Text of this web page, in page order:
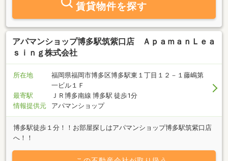
賃貸物件を探す
アパマンショップ博多駅筑紫口店 ＡｐａｍａｎＬｅａ
ｓｉｎｇ株式会社
所在地
福岡県福岡市博多区博多駅東１丁目１２－１藤嶋第
一ビル１Ｆ
最寄駅
ＪＲ博多南線 博多駅 徒歩1分
情報提供元
アパマンショップ
博多駅徒歩１分！！お部屋探しはアパマンショップ博多駅筑紫口店
へ！！